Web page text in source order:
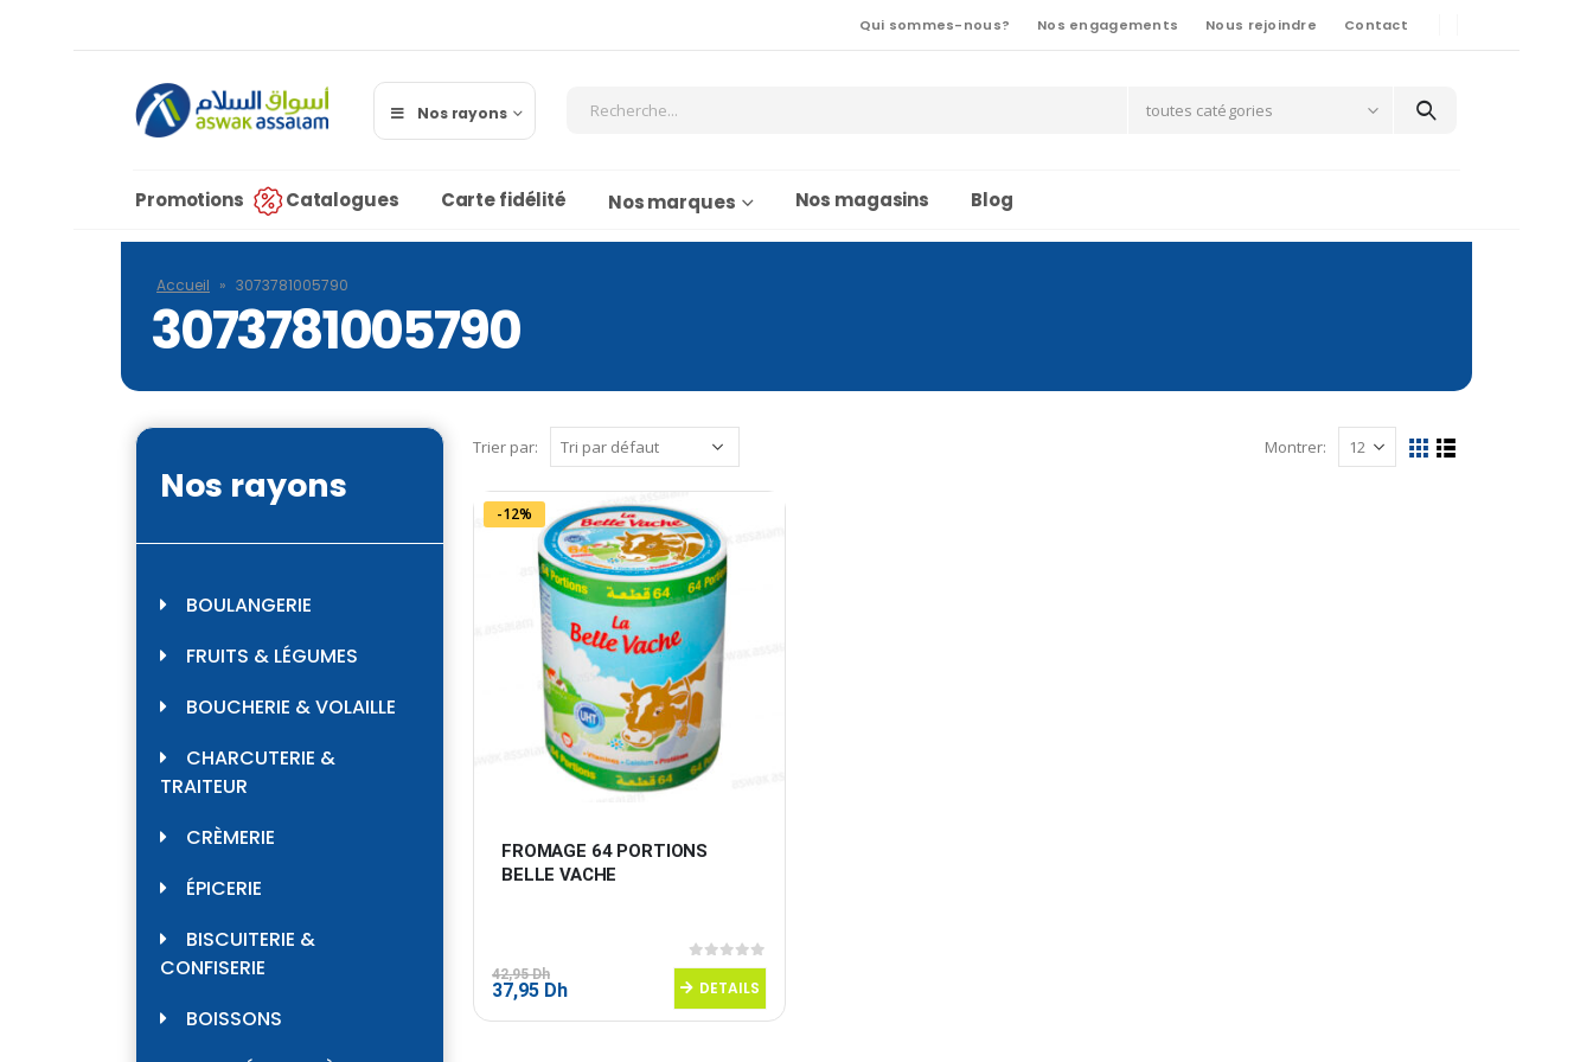
Qui sommes-nous? Nos engagements Nous rejoindre Contact
Nos rayons toutes catégories
Promotions Catalogues Carte fidélité Nos marques Nos magasins Blog
Accueil » 3073781005790
3073781005790
Trier par: Montrer:
-12%
FROMAGE 64 PORTIONS
BELLE VACHE
0sur 5
42,95Dh
Le
initial
37,95 DhLe
actuel
DETAILS
Nos rayons
BOULANGERIE
FRUITS & LÉGUMES
BOUCHERIE & VOLAILLE
CHARCUTERIE &
TRAITEUR
CRÈMERIE
ÉPICERIE
BISCUITERIE &
CONFISERIE
BOISSONS